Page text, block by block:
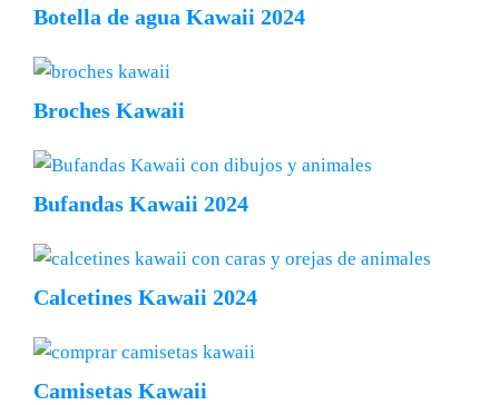
Botella de agua Kawaii 2024
Broches Kawaii
Bufandas Kawaii 2024
Calcetines Kawaii 2024
Camisetas Kawaii